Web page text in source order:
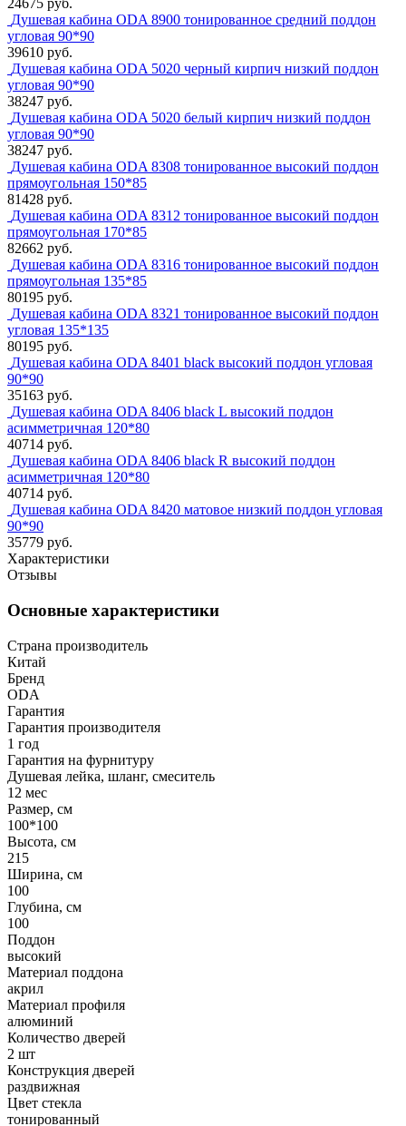
24675 руб.
Душевая кабина ODA 8900 тонированное средний поддон
угловая 90*90
39610 руб.
Душевая кабина ODA 5020 черный кирпич низкий поддон
угловая 90*90
38247 руб.
Душевая кабина ODA 5020 белый кирпич низкий поддон
угловая 90*90
38247 руб.
Душевая кабина ODA 8308 тонированное высокий поддон
прямоугольная 150*85
81428 руб.
Душевая кабина ODA 8312 тонированное высокий поддон
прямоугольная 170*85
82662 руб.
Душевая кабина ODA 8316 тонированное высокий поддон
прямоугольная 135*85
80195 руб.
Душевая кабина ODA 8321 тонированное высокий поддон
угловая 135*135
80195 руб.
Душевая кабина ODA 8401 black высокий поддон угловая
90*90
35163 руб.
Душевая кабина ODA 8406 black L высокий поддон
асимметричная 120*80
40714 руб.
Душевая кабина ODA 8406 black R высокий поддон
асимметричная 120*80
40714 руб.
Душевая кабина ODA 8420 матовое низкий поддон угловая
90*90
35779 руб.
Характеристики
Отзывы
Основные характеристики
Страна производитель
Китай
Бренд
ODA
Гарантия
Гарантия производителя
1 год
Гарантия на фурнитуру
Душевая лейка, шланг, смеситель
12 мес
Размер, см
100*100
Высота, см
215
Ширина, см
100
Глубина, см
100
Поддон
высокий
Материал поддона
акрил
Материал профиля
алюминий
Количество дверей
2 шт
Конструкция дверей
раздвижная
Цвет стекла
тонированный